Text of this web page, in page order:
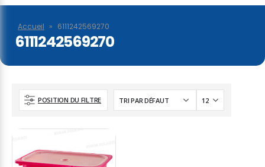
Accueil » 6111242569270
6111242569270
POSITION DU FILTRE